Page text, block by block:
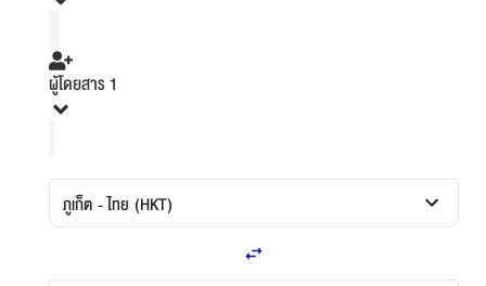
ผู้โดยสาร 1
ภูเก็ต - ไทย (HKT)